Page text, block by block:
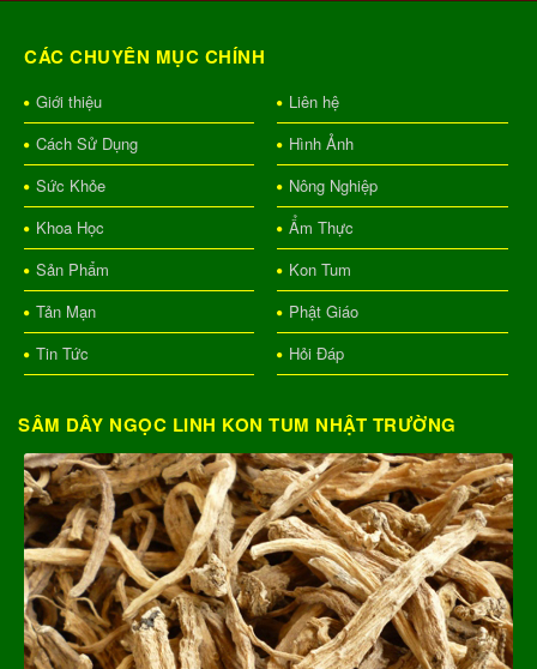
CÁC CHUYÊN MỤC CHÍNH
Giới thiệu
Liên hệ
Cách Sử Dụng
Hình Ảnh
Sức Khỏe
Nông Nghiệp
Khoa Học
Ẩm Thực
Sản Phẩm
Kon Tum
Tản Mạn
Phật Giáo
Tin Tức
Hỏi Đáp
SÂM DÂY NGỌC LINH KON TUM NHẬT TRƯỜNG